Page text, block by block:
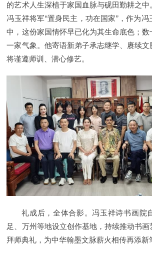
的艺术人生深植于家国血脉与砚田勤耕之
冯玉祥将军“置身民主，功在国家”，作为
中，这份家国情怀早已化为其生命底色；
一家气象。他寄语新弟子承志继学、赓续文
将谨遵师训、潜心修艺。
礼成后，全体合影。冯玉祥诗书画院
足、万州等地设立创作基地，持续推动书
拜师典礼，为中华翰墨文脉薪火相传再添新